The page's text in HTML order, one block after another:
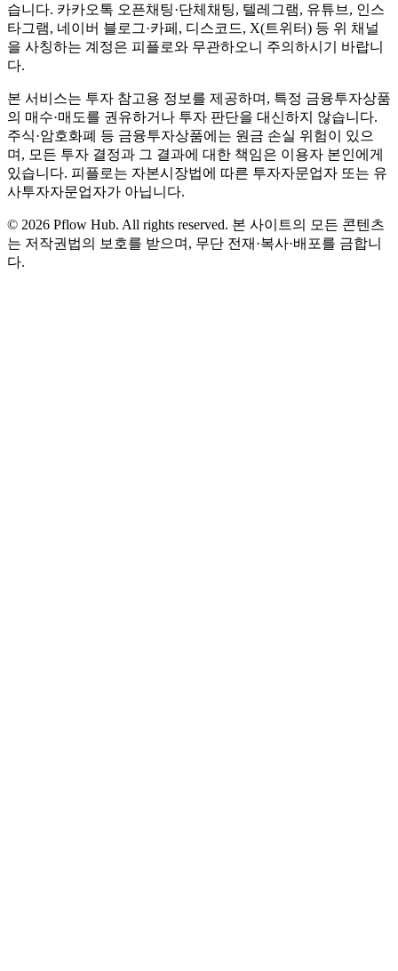
습니다. 카카오톡 오픈채팅·단체채팅, 텔레그램, 유튜브, 인스
타그램, 네이버 블로그·카페, 디스코드, X(트위터) 등 위 채널
을 사칭하는 계정은 피플로와 무관하오니 주의하시기 바랍니
다.
본 서비스는 투자 참고용 정보를 제공하며, 특정 금융투자상품
의 매수·매도를 권유하거나 투자 판단을 대신하지 않습니다.
주식·암호화폐 등 금융투자상품에는 원금 손실 위험이 있으
며, 모든 투자 결정과 그 결과에 대한 책임은 이용자 본인에게
있습니다. 피플로는 자본시장법에 따른 투자자문업자 또는 유
사투자자문업자가 아닙니다.
© 2026 Pflow Hub. All rights reserved. 본 사이트의 모든 콘텐츠
는 저작권법의 보호를 받으며, 무단 전재·복사·배포를 금합니
다.